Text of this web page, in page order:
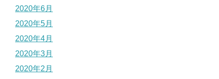
2020年6月
2020年5月
2020年4月
2020年3月
2020年2月